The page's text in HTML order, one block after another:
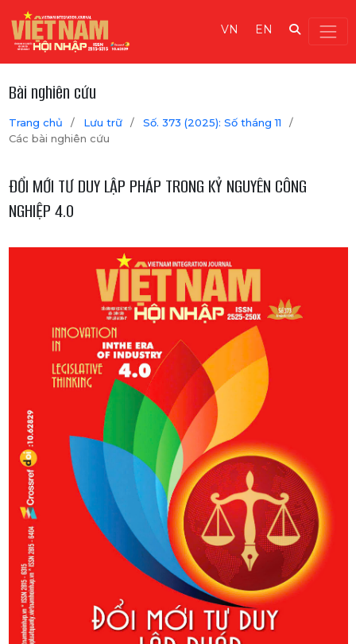
VN EN
Bài nghiên cứu
Trang chủ / Lưu trữ / Số. 373 (2025): Số tháng 11
/
Các bài nghiên cứu
ĐỔI MỚI TƯ DUY LẬP PHÁP TRONG KỶ NGUYÊN CÔNG
NGHIỆP 4.0